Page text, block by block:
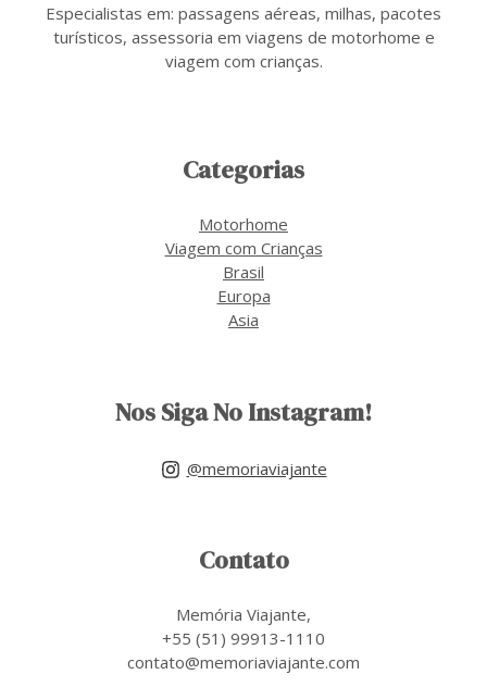
Especialistas em: passagens aéreas, milhas, pacotes
turísticos, assessoria em viagens de motorhome e
viagem com crianças.
Categorias
Motorhome
Viagem com Crianças
Brasil
Europa
Asia
Nos Siga No Instagram!
@memoriaviajante
Contato
Memória Viajante,
+55 (51) 99913-1110
contato@memoriaviajante.com